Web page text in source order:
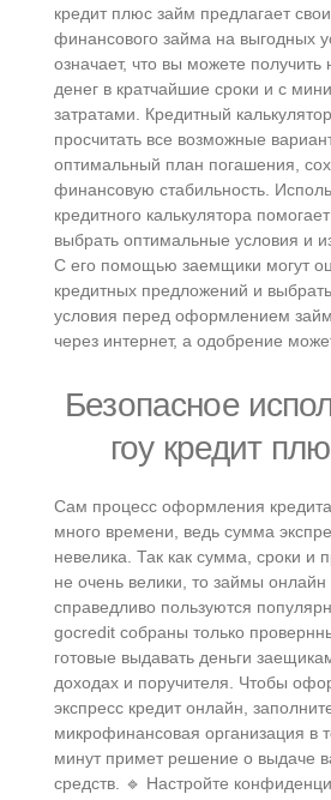
кредит плюс займ предлагает
финансового займа на выгодных
означает, что вы можете
денег в кратчайшие сроки и с
затратами.​ Кредитный
просчитать все возможные
оптимальный план погашения,
финансовую стабильность.
кредитного калькулятора
выбрать оптимальные условия и
С его помощью заемщики могут
кредитных предложений и
условия перед оформлением
через интернет, а одобрение
Безопасное
гоу кредит
Сам процесс оформления
много времени, ведь сумма
невелика. Так как сумма, сроки и
не очень велики, то займы онлайн
справедливо пользуются
gocredit собраны только
готовые выдавать деньги
доходах и поручителя. Чтобы
экспресс кредит онлайн,
микрофинансовая организация в
минут примет решение о выдаче
средств. 🔹 Настройте